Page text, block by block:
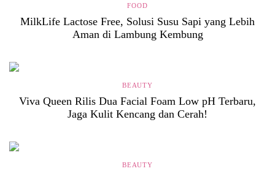
FOOD
MilkLife Lactose Free, Solusi Susu Sapi yang Lebih
Aman di Lambung Kembung
BEAUTY
Viva Queen Rilis Dua Facial Foam Low pH Terbaru,
Jaga Kulit Kencang dan Cerah!
BEAUTY